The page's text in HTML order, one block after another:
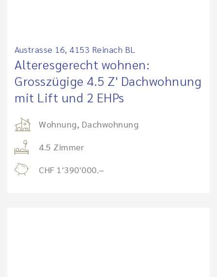
Austrasse 16, 4153 Reinach BL
Alteresgerecht wohnen:
Grosszügige 4.5 Z' Dachwohnung
mit Lift und 2 EHPs
Wohnung, Dachwohnung
4.5 Zimmer
CHF 1'390'000.–